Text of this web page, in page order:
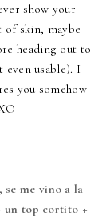
show your
of skin, maybe
heading out to
even usable). I
you somehow
se me vino a la
un top cortito +